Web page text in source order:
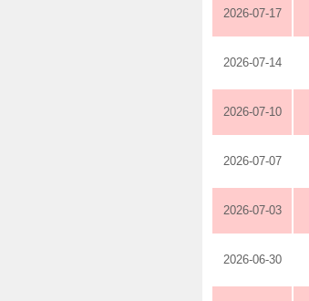
2026-07-17
2026-07-14
2026-07-10
2026-07-07
2026-07-03
2026-06-30